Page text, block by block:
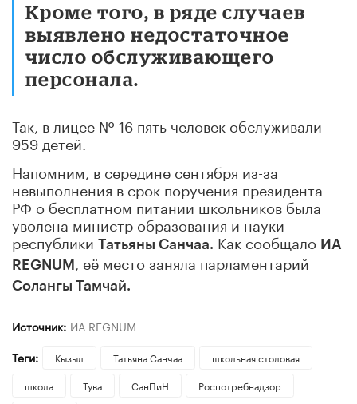
Кроме того, в ряде случаев
выявлено недостаточное
число обслуживающего
персонала.
Так, в лицее № 16 пять человек обслуживали
959 детей.
Напомним, в середине сентября из-за
невыполнения в срок поручения президента
РФ о бесплатном питании школьников была
уволена министр образования и науки
республики Татьяны Санчаа. Как сообщало ИА
REGNUM
, её место заняла парламентарий
Солангы Тамчай.
Источник: ИА REGNUM
Теги:
Кызыл Татьяна Санчаа
школьная столовая
школа
Тува СанПиН
Роспотребнадзор